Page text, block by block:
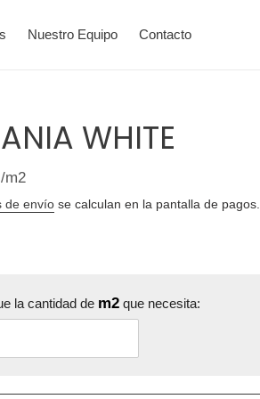
Nuestro Equipo Contacto
WHITE
/por
m2
de envío se calculan en la pantalla de pagos.
la cantidad de m2 que necesita: